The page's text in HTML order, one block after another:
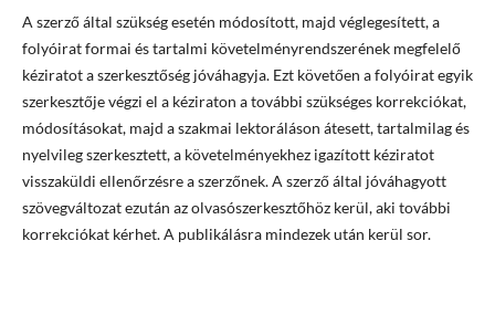
A szerző által szükség esetén módosított, majd véglegesített, a
folyóirat formai és tartalmi követelményrendszerének megfelelő
kéziratot a szerkesztőség jóváhagyja. Ezt követően a folyóirat egyik
szerkesztője végzi el a kéziraton a további szükséges korrekciókat,
módosításokat, majd a szakmai lektoráláson átesett, tartalmilag és
nyelvileg szerkesztett, a követelményekhez igazított kéziratot
visszaküldi ellenőrzésre a szerzőnek. A szerző által jóváhagyott
szövegváltozat ezután az olvasószerkesztőhöz kerül, aki további
korrekciókat kérhet. A publikálásra mindezek után kerül sor.